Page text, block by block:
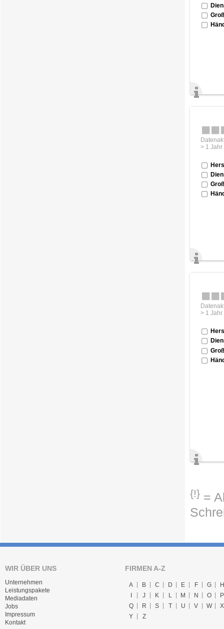
> 1 Jahr
> 1 Jahr
{!} =
WIR ÜBER UNS
Unternehmen
Leistungspakete
Mediadaten
Jobs
Impressum
Kontakt
FIRMEN A-Z
A B C D E F G
H
J K L M N O
P
Q
R S T U V W
X
Y
Z